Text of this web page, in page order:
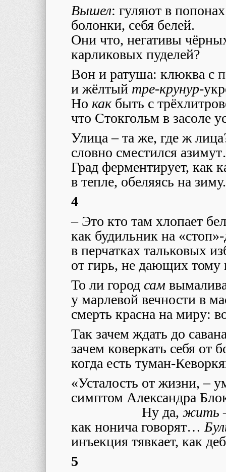
Вышел: гуляют в попонах
болонки, себя белей.
Они что, негативы
карликовых пуделей?
Вон и ратуша: клюква с
и жёлтый тре-крунур-
Но какбыть с
что Стокгольм в засоле
Улица – та же, где ж
словно сместился
Град ферментирует, как
в тепле, обеляясь на зиму.
4
– Это кто там хлопает
как будильник на
в перчатках тальковых
от гирь, не дающих тому
То ли город сам
у марлевой вечности в
смерть красна на миру:
Так зачем ждать до
зачем коверкать себя от
когда есть туман-
«Усталость от жизни, –
симптом Александра
Ну да, жить
как нонича говорят…
инъекция тявкает, как
5